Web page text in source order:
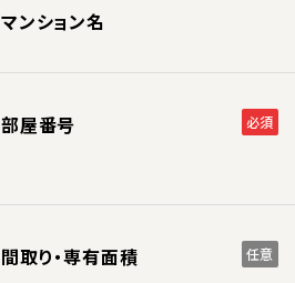
マンション名
部屋番号 必須
間取り・専有面積 任意